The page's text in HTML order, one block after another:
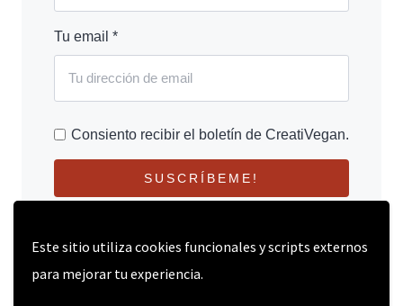
Este sitio utiliza cookies funcionales y scripts externos
para mejorar tu experiencia.
Tu email *
Consiento recibir el boletín de CreatiVegan.
SUSCRÍBEME!